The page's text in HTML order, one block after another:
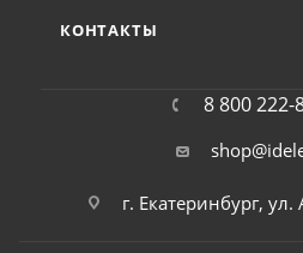
КОНТАКТЫ
8 800 222-
г. Екатеринбург,